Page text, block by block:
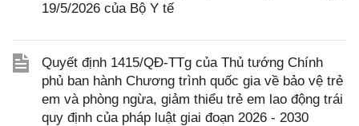
19/5/2026 của Bộ Y tế
Quyết định 1415/QĐ-TTg của Thủ tướng Chính
phủ ban hành Chương trình quốc gia về bảo vệ trẻ
em và phòng ngừa, giảm thiểu trẻ em lao động trái
quy định của pháp luật giai đoạn 2026 - 2030